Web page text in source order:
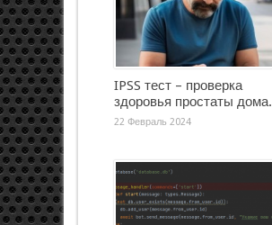
IPSS тест – проверка
здоровья простаты дома.
22 Февраль 2024